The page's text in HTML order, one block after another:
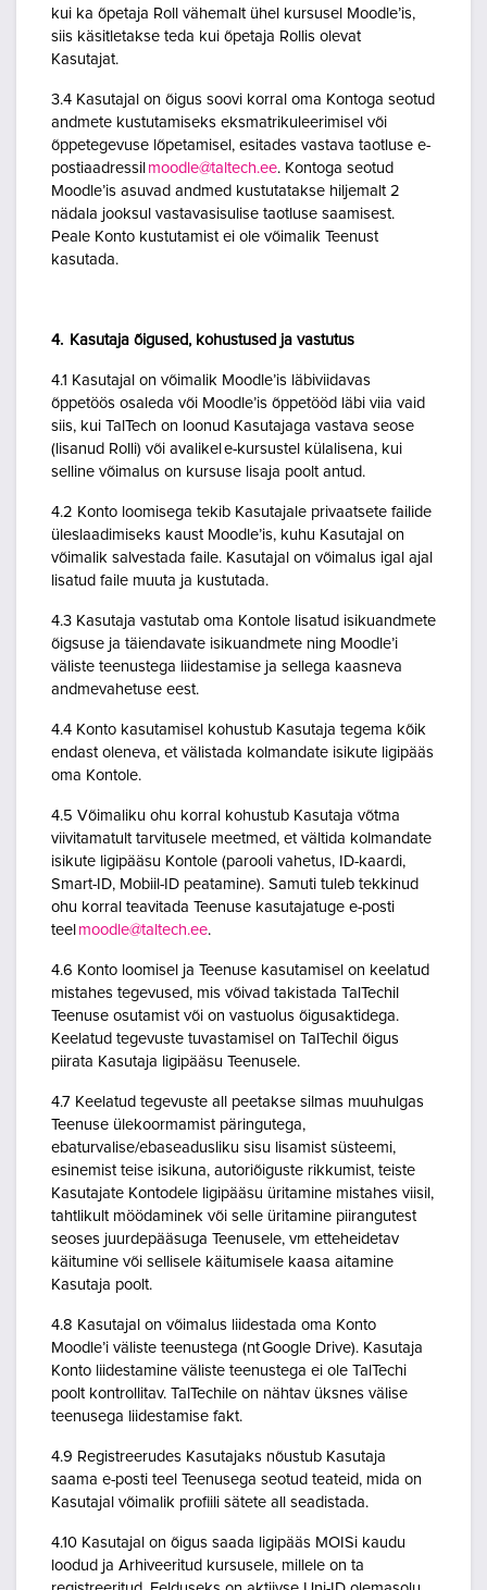
kui ka õpetaja Roll vähemalt ühel kursusel Moodle’is,
siis käsitletakse teda kui õpetaja Rollis olevat
Kasutajat.
3.4 Kasutajal on õigus soovi korral oma Kontoga seotud
andmete kustutamiseks eksmatrikuleerimisel või
õppetegevuse lõpetamisel, esitades vastava taotluse e-
postiaadressil moodle@taltech.ee. Kontoga seotud
Moodle’is asuvad andmed kustutatakse hiljemalt 2
nädala jooksul vastavasisulise taotluse saamisest.
Peale Konto kustutamist ei ole võimalik Teenust
kasutada.
4. Kasutaja õigused, kohustused ja vastutus
4.1 Kasutajal on võimalik Moodle’is läbiviidavas
õppetöös osaleda või Moodle’is õppetööd läbi viia vaid
siis, kui TalTech on loonud Kasutajaga vastava seose
(lisanud Rolli) või avalikel e-kursustel külalisena, kui
selline võimalus on kursuse lisaja poolt antud.
4.2 Konto loomisega tekib Kasutajale privaatsete failide
üleslaadimiseks kaust Moodle’is, kuhu Kasutajal on
võimalik salvestada faile. Kasutajal on võimalus igal ajal
lisatud faile muuta ja kustutada.
4.3 Kasutaja vastutab oma Kontole lisatud isikuandmete
õigsuse ja täiendavate isikuandmete ning Moodle’i
väliste teenustega liidestamise ja sellega kaasneva
andmevahetuse eest.
4.4 Konto kasutamisel kohustub Kasutaja tegema kõik
endast oleneva, et välistada kolmandate isikute ligipääs
oma Kontole.
4.5 Võimaliku ohu korral kohustub Kasutaja võtma
viivitamatult tarvitusele meetmed, et vältida kolmandate
isikute ligipääsu Kontole (parooli vahetus, ID-kaardi,
Smart-ID, Mobiil-ID peatamine). Samuti tuleb tekkinud
ohu korral teavitada Teenuse kasutajatuge e-posti
teel moodle@taltech.ee.
4.6 Konto loomisel ja Teenuse kasutamisel on keelatud
mistahes tegevused, mis võivad takistada TalTechil
Teenuse osutamist või on vastuolus õigusaktidega.
Keelatud tegevuste tuvastamisel on TalTechil õigus
piirata Kasutaja ligipääsu Teenusele.
4.7 Keelatud tegevuste all peetakse silmas muuhulgas
Teenuse ülekoormamist päringutega,
ebaturvalise/ebaseadusliku sisu lisamist süsteemi,
esinemist teise isikuna, autoriõiguste rikkumist, teiste
Kasutajate Kontodele ligipääsu üritamine mistahes viisil,
tahtlikult möödaminek või selle üritamine piirangutest
seoses juurdepääsuga Teenusele, vm etteheidetav
käitumine või sellisele käitumisele kaasa aitamine
Kasutaja poolt.
4.8 Kasutajal on võimalus liidestada oma Konto
Moodle’i väliste teenustega (nt Google Drive). Kasutaja
Konto liidestamine väliste teenustega ei ole TalTechi
poolt kontrollitav. TalTechile on nähtav üksnes välise
teenusega liidestamise fakt.
4.9 Registreerudes Kasutajaks nõustub Kasutaja
saama e-posti teel Teenusega seotud teateid, mida on
Kasutajal võimalik profiili sätete all seadistada.
4.10 Kasutajal on õigus saada ligipääs MOISi kaudu
loodud ja Arhiveeritud kursusele, millele on ta